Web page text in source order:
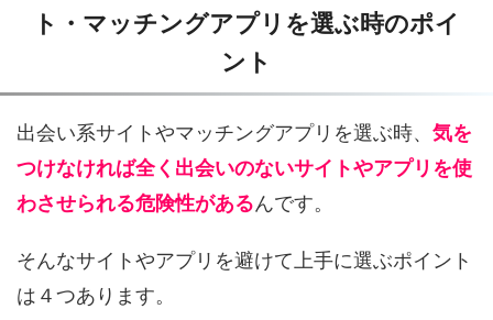
ト・マッチングアプリを選ぶ時のポイ
ント
出会い系サイトやマッチングアプリを選ぶ時、 気を
つけなければ全く出会いのないサイトやアプリを使
わさせられる危険性があるんです。
そんなサイトやアプリを避けて上手に選ぶポイント
は４つあります。